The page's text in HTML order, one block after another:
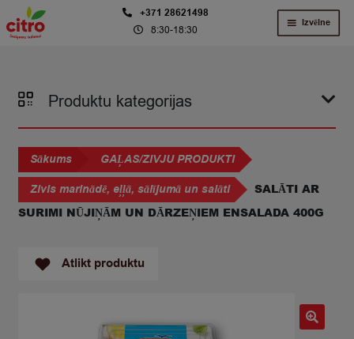
Skip
to
Skip
to
+371 28621498
8:30-18:30
Izvēlne
Produktu kategorijas
Sākums
GAĻAS/ZIVJU PRODUKTI
Zivis marinādē, eļļā, sālījumā un salāti
SALĀTI AR
SURIMI NŪJIŅĀM UN DĀRZEŅIEM ENSALADA 400G
Atlikt produktu